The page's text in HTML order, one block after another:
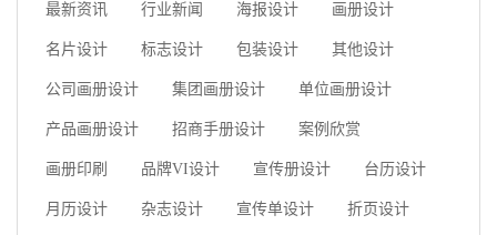
最新资讯 行业新闻 海报设计 画册设计
名片设计 标志设计 包装设计 其他设计
公司画册设计 集团画册设计 单位画册设计
产品画册设计 招商手册设计 案例欣赏
画册印刷 品牌VI设计 宣传册设计 台历设计
月历设计 杂志设计 宣传单设计 折页设计